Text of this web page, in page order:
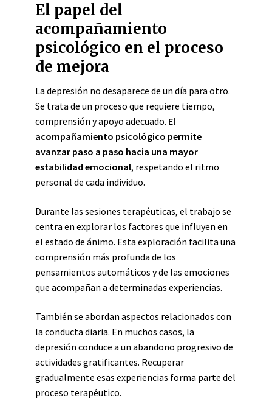
El papel del
acompañamiento
psicológico en el proceso
de mejora
La depresión no desaparece de un día para otro.
Se trata de un proceso que requiere tiempo,
comprensión y apoyo adecuado. El
acompañamiento psicológico permite
avanzar paso a paso hacia una mayor
estabilidad emocional, respetando el ritmo
personal de cada individuo.
Durante las sesiones terapéuticas, el trabajo se
centra en explorar los factores que influyen en
el estado de ánimo. Esta exploración facilita una
comprensión más profunda de los
pensamientos automáticos y de las emociones
que acompañan a determinadas experiencias.
También se abordan aspectos relacionados con
la conducta diaria. En muchos casos, la
depresión conduce a un abandono progresivo de
actividades gratificantes. Recuperar
gradualmente esas experiencias forma parte del
proceso terapéutico.